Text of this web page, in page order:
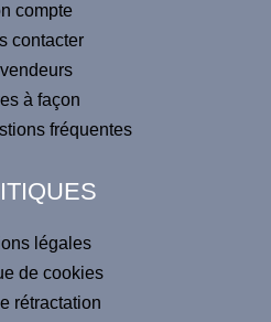
compte
contacter
à façon
fréquentes
légales
de cookies
rétractation